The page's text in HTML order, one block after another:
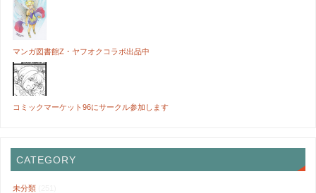
マンガ図書館Z・ヤフオクコラボ出品中
コミックマーケット96にサークル参加します
CATEGORY
未分類